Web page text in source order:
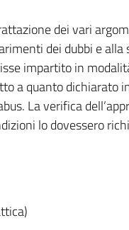
dei vari
dei dubbi e
impartito in
a quanto dichiarato
La verifica
lo dovessero